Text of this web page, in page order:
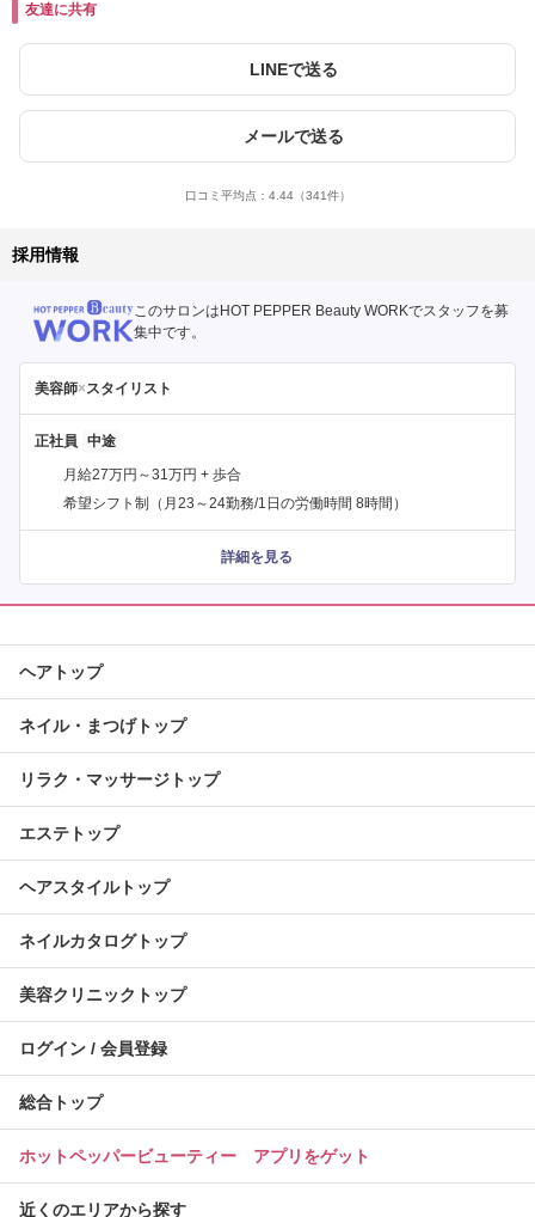
友達に共有
LINEで送る
メールで送る
口コミ平均点： 4.44（341件）
採用情報
このサロンはHOT PEPPER Beauty WORKでスタッフを募
集中です。
美容師×スタイリスト
正社員
月給27万円～31万円 + 歩合
希望シフト制（月23～24勤務/1日の労働時間 8時間）
詳細を見る
ヘアトップ
ネイル・まつげトップ
リラク・マッサージトップ
エステトップ
ヘアスタイルトップ
ネイルカタログトップ
美容クリニックトップ
ログイン / 会員登録
総合トップ
ホットペッパービューティー アプリをゲット
近くのエリアから探す